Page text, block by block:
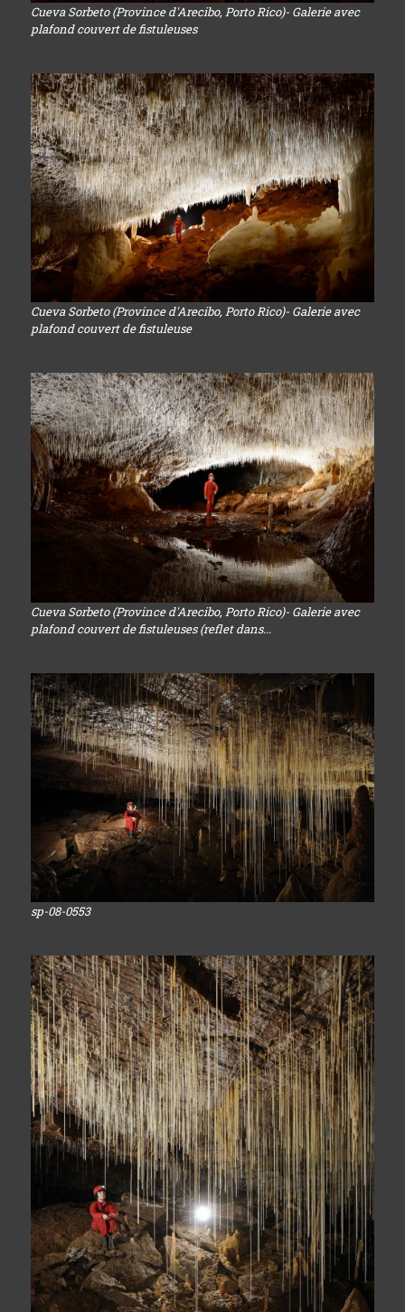
Cueva Sorbeto (Province d'Arecibo, Porto Rico)- Galerie avec
plafond couvert de fistuleuses
Cueva Sorbeto (Province d'Arecibo, Porto Rico)- Galerie avec
plafond couvert de fistuleuse
Cueva Sorbeto (Province d'Arecibo, Porto Rico)- Galerie avec
plafond couvert de fistuleuses (reflet dans...
sp-08-0553